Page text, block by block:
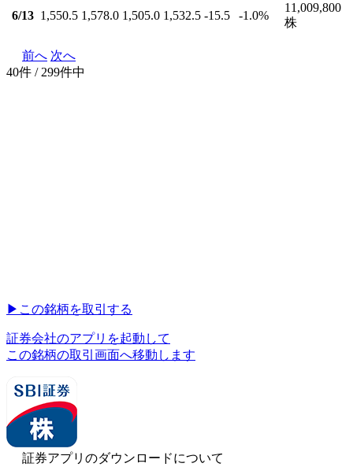
6/13 1,550.5 1,578.0 1,505.0 1,532.5 -15.5 -1.0%
11,009,800
株
前へ 次へ
40件 / 299件中
▶︎ この銘柄を取引する
証券会社のアプリを起動して
この銘柄の取引画面へ移動します
証券アプリのダウンロードについて